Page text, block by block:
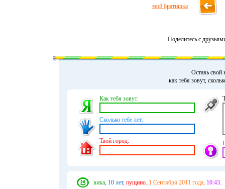
мой братишка
Поделитесь с
Оставь свой
как тебя зовут,
Как тебя зовут:
Сколько тебе лет:
Твой город:
вика, 10 лет, пущино. 1 Сентября 2011 года, 10:43.